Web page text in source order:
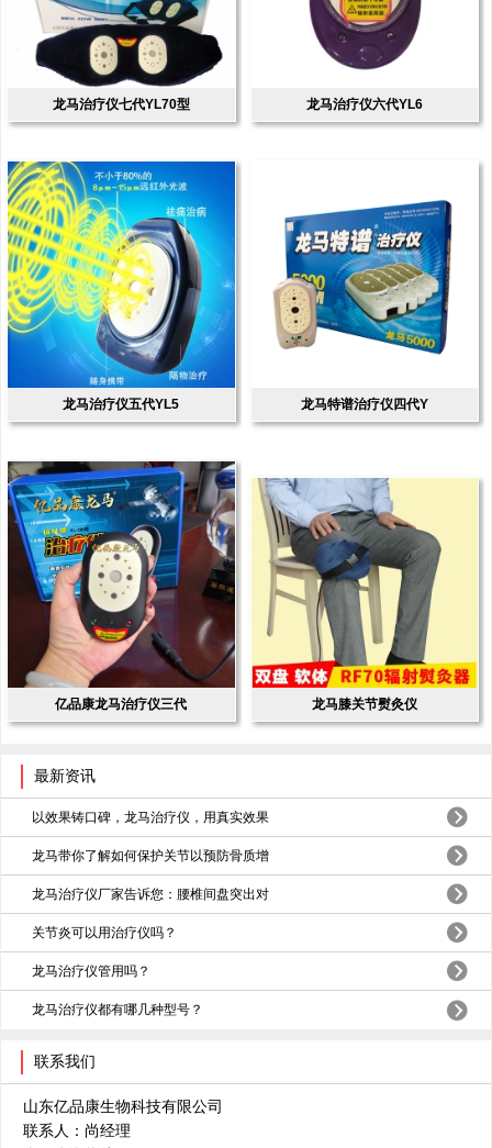
龙马治疗仪七代YL70型 龙马治疗仪六代YL6
龙马治疗仪五代YL5 龙马特谱治疗仪四代Y
亿品康龙马治疗仪三代 龙马膝关节熨灸仪
最新资讯
以效果铸口碑，龙马治疗仪，用真实效果
龙马带你了解如何保护关节以预防骨质增
龙马治疗仪厂家告诉您：腰椎间盘突出对
关节炎可以用治疗仪吗？
龙马治疗仪管用吗？
龙马治疗仪都有哪几种型号？
联系我们
山东亿品康生物科技有限公司
联系人：尚经理